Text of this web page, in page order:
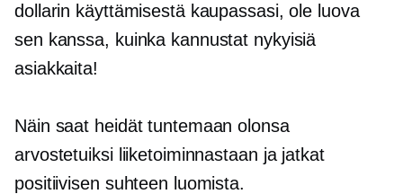
dollarin käyttämisestä kaupassasi, ole luova
sen kanssa, kuinka kannustat nykyisiä
asiakkaita!
Näin saat heidät tuntemaan olonsa
arvostetuiksi liiketoiminnastaan ​​ja jatkat
positiivisen suhteen luomista.